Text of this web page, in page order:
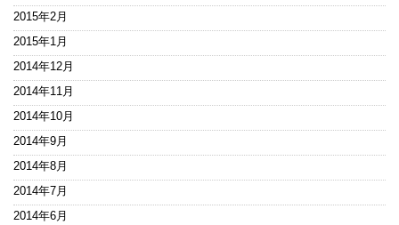
2015年2月
2015年1月
2014年12月
2014年11月
2014年10月
2014年9月
2014年8月
2014年7月
2014年6月